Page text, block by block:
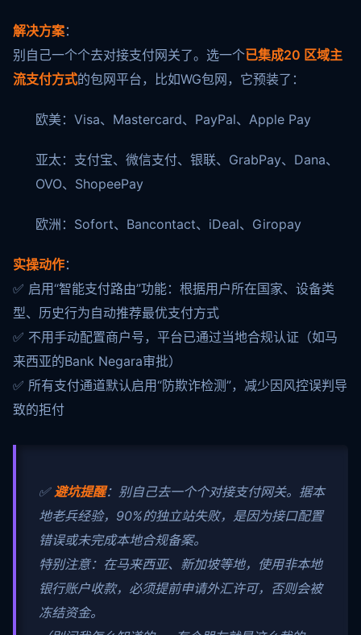
解决方案：
别自己一个个去对接支付网关了。选一个已集成20 区域主
流支付方式的包网平台，比如WG包网，它预装了：
欧美：Visa、Mastercard、PayPal、Apple Pay
亚太：支付宝、微信支付、银联、GrabPay、Dana、
OVO、ShopeePay
欧洲：Sofort、Bancontact、iDeal、Giropay
实操动作：
✅ 启用“智能支付路由”功能：根据用户所在国家、设备类
型、历史行为自动推荐最优支付方式
✅ 不用手动配置商户号，平台已通过当地合规认证（如马
来西亚的Bank Negara审批）
✅ 所有支付通道默认启用“防欺诈检测”，减少因风控误判导
致的拒付
✅避坑提醒：别自己去一个个对接支付网关。据本
地老兵经验，90%的独立站失败，是因为接口配置
错误或未完成本地合规备案。
特别注意：在马来西亚、新加坡等地，使用非本地
银行账户收款，必须提前申请外汇许可，否则会被
冻结资金。